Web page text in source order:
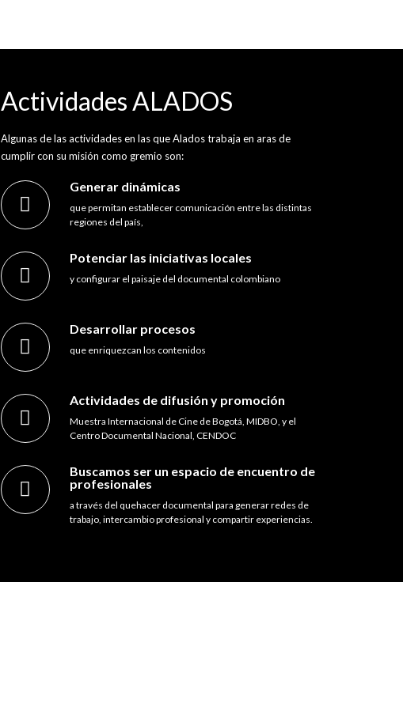
Actividades ALADOS
Algunas de las actividades en las que Alados trabaja en aras de
cumplir con su misión como gremio son:
Generar dinámicas
que permitan establecer comunicación entre las distintas
regiones del país,
Potenciar las iniciativas locales
y configurar el paisaje del documental colombiano
Desarrollar procesos
que enriquezcan los contenidos
Actividades de difusión y promoción
Muestra Internacional de Cine de Bogotá, MIDBO, y el
Centro Documental Nacional, CENDOC
Buscamos ser un espacio de encuentro de
profesionales
a través del quehacer documental para generar redes de
trabajo, intercambio profesional y compartir experiencias.